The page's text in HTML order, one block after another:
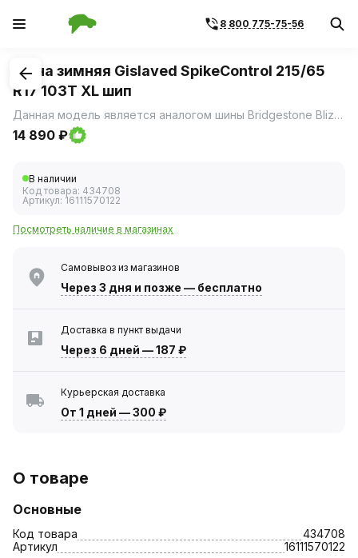
8 800 775-75-56
1/3
Шина зимняя Gislaved SpikeControl 215/65
R17 103T XL шип
Данная модель является аналогом шины Bridgestone Blizzak Spike-02, ранее выпускавшейся в России.
14 890 ₽
В наличии
Код товара: 434708
Артикул: 16111570122
Посмотреть наличие в магазинах
Самовывоз из магазинов
Через 3 дня и позже — бесплатно
Доставка в пункт выдачи
Через 6 дней —187 ₽
Курьерская доставка
От 1 дней —300 ₽
О товаре
Основные
Код товара
434708
Артикул
16111570122